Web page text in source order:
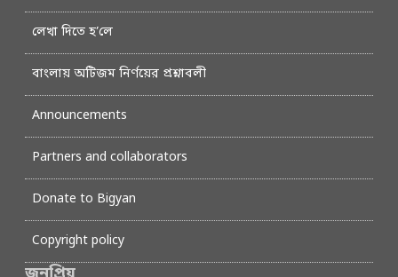
লেখা দিতে হ’লে
বাংলায় অটিজম নির্ণয়ের প্রশ্নাবলী
Announcements
Partners and collaborators
Donate to Bigyan
Copyright policy